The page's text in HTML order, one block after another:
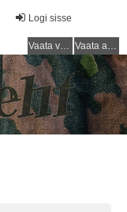
Logi sisse
Vaata vastamata teemasi Vaata aktiivseid teemasid